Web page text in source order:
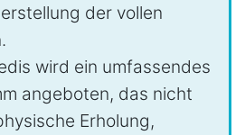
der vollen
wird ein umfassendes
angeboten, das nicht
Erholung,